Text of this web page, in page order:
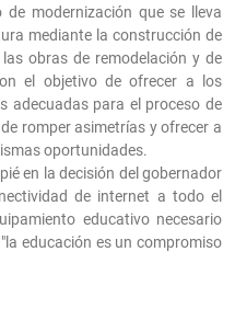
de modernización que se lleva
mediante la construcción de
obras de remodelación y de
el objetivo de ofrecer a los
adecuadas para el proceso de
romper asimetrías y ofrecer a
oportunidades.
en la decisión del gobernador
de internet a todo el
educativo necesario
educación es un compromiso